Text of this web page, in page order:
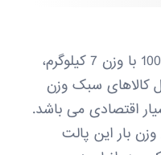
پالت پلاستیکی سبک 120 در 100 با وزن 7 کیلوگرم،
کالاهای سبک وزن
اقتصادی می باشد.
بار این پالت